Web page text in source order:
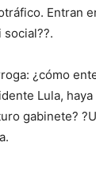
Entran
¿cómo
Lula,
gabinete?